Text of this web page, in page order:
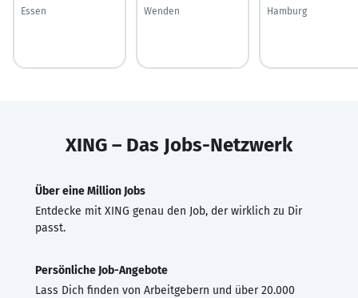
Essen
Wenden
Hamburg
XING – Das Jobs-Netzwerk
Über eine Million Jobs
Entdecke mit XING genau den Job, der wirklich zu Dir
passt.
Persönliche Job-Angebote
Lass Dich finden von Arbeitgebern und über 20.000